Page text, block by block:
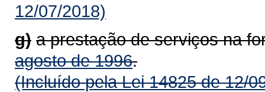
12/07/2018)
g) a prestação de serviços na
agosto de 1996.
(Incluído pela Lei 14825 de 12/